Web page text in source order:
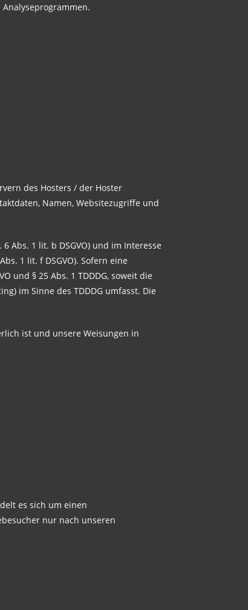
des Hosters / der Hoster
Namen, Websitezugriffe und
Abs. 1 lit. b DSGVO) und im Interesse
1 lit. f DSGVO). Sofern eine
und § 25 Abs. 1 TDDDG, soweit die
im Sinne des TDDDG umfasst. Die
ist und unsere Weisungen in
es sich um einen
nur nach unseren